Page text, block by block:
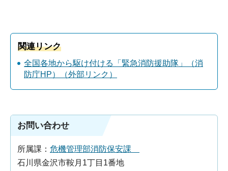
関連リンク
全国各地から駆け付ける「緊急消防援助隊」（消
防庁HP）（外部リンク）
お問い合わせ
所属課： 危機管理部消防保安課
石川県金沢市鞍月1丁目1番地